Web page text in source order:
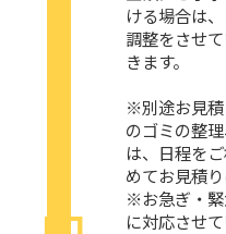
ける場合は
調整をさせ
きます。
※別途お見
のゴミの整
は、日程を
めてお見積
※お急ぎ・
に対応させて